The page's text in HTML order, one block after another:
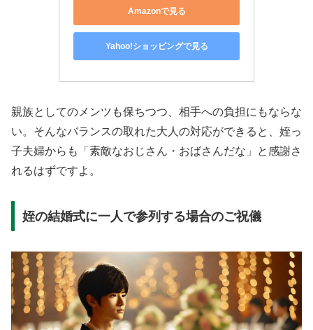
Amazonで見る
Yahoo!ショッピングで見る
親族としてのメンツも保ちつつ、相手への負担にもならな
い。そんなバランスの取れた大人の対応ができると、姪っ
子夫婦からも「素敵なおじさん・おばさんだな」と感謝さ
れるはずですよ。
姪の結婚式に一人で参列する場合のご祝儀